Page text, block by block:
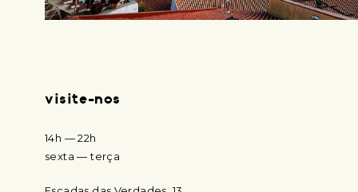
visite-nos
14h — 22h
sexta — terça